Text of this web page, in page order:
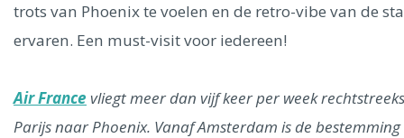
trots van Phoenix te voelen en de retro-vibe van de
ervaren. Een must-visit voor iedereen!
Air France vliegt meer dan vijf keer per week
Parijs naar Phoenix. Vanaf Amsterdam is de bestemming